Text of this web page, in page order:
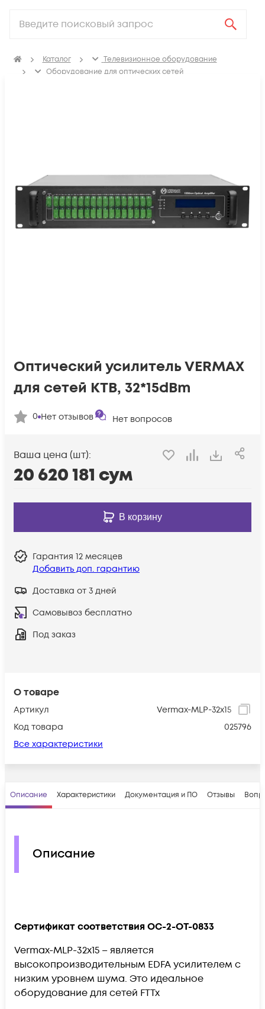
Каталог
Телевизионное оборудование
Оборудование для оптических сетей
О товаре
Артикул
Vermax-MLP-32x15
Код товара
025796
Все характеристики
Оптический усилитель VERMAX
для сетей КТВ, 32*15dBm
0 Нет отзывов Нет вопросов
Ваша цена (шт):
20 620 181 сум
В корзину
Гарантия 12 месяцев
Добавить доп. гарантию
Доставка от 3 дней
Самовывоз бесплатно
Под заказ
Описание Характеристики Документация и ПО Отзывы
Описание
Сертификат соответствия OC-2-OT-0833
Vermax-MLP-32x15 – является
высокопроизводительным EDFA усилителем с
низким уровнем шума. Это идеальное
оборудование для сетей FTTx